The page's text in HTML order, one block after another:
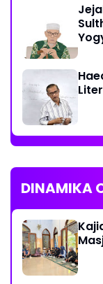
DINAMIKA